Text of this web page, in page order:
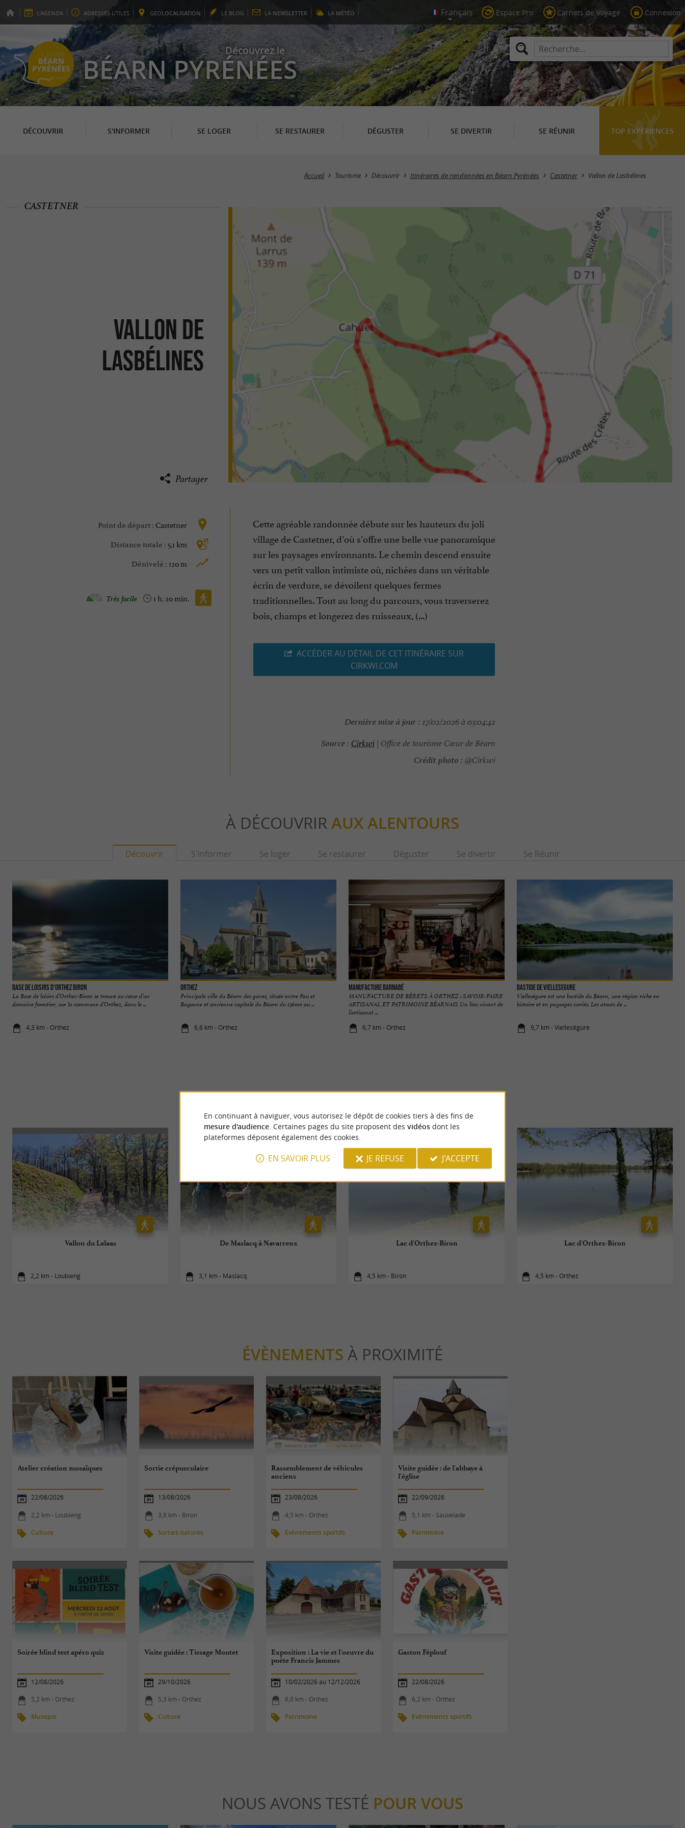
L'AGENDA ADRESSES UTILES GEOLOCALISATION LE BLOG LA NEWSLETTER LA MÉTÉO Espace Pro Carnets de Voyage Connexion
Découvrez le
BÉARN PYRÉNÉES
DÉCOUVRIR S'INFORMER SE LOGER SE RESTAURER DÉGUSTER SE DIVERTIR SE RÉUNIR TOP EXPÉRIENCES
Accueil Tourisme Découvrir Itinéraires de randonnées en Béarn Pyrénées Castetner Vallon de Lasbélines
Vallon de
Lasbélines
CASTETNER
Partager
Point de départ : Castetner
Distance totale : 5,1 km
Dénivelé : 120 m
Marche à pied :
1 h. 20 min.
Très facile
Cette agréable randonnée débute sur les hauteurs du joli
village de Castetner, d’où s’offre une belle vue panoramique
sur les paysages environnants. Le chemin descend ensuite
vers un petit vallon intimiste où, nichées dans un véritable
écrin de verdure, se dévoilent quelques fermes
traditionnelles. Tout au long du parcours, vous traverserez
bois, champs et longerez des ruisseaux, (...)
ACCÉDER AU DÉTAIL DE CET ITINÉRAIRE SUR
CIRKWI.COM
Dernière mise à jour : 17/02/2026 à 03:04:42
Source : Cirkwi| Office de tourisme Cœur de Béarn
Crédit photo : @Cirkwi
À DÉCOUVRIR AUX ALENTOURS
Découvrir S'informer Se loger Se restaurer Déguster Se divertir Se Réunir
Base de Loisirs d'Orthez Biron
La Base de loisirs d’Orthez-Biron se trouve au cœur d’un
domaine forestier, sur la commune d’Orthez, dans le ...
4,3 km - Orthez
Orthez
Principale ville du Béarn des gaves, située entre Pau et
Bayonne et ancienne capitale du Béarn du 13ème au ...
6,6 km - Orthez
Manufacture Barnabé
MANUFACTURE DE BÉRETS À ORTHEZ : SAVOIR-FAIRE
ARTISANAL ET PATRIMOINE BÉARNAIS Un lieu vivant de
l’artisanat ...
6,7 km - Orthez
Bastide de Viellesegure
Vielleségure est une bastide du Béarn, une région riche en
histoire et en paysages variés. Les atouts de ...
9,7 km - Vielleségure
Vallon du Lalaas
2,2 km - Loubieng
De Maslacq à Navarrenx
3,1 km - Maslacq
Lac d'Orthez-Biron
4,5 km - Biron
Lac d'Orthez-Biron
4,5 km - Orthez
ÉVÈNEMENTS À PROXIMITÉ
Atelier création mosaïques
22/08/2026
2,2 km - Loubieng
Culture
Sortie crépusculaire
13/08/2026
3,8 km - Biron
Sorties natures
Rassemblement de véhicules
anciens
23/08/2026
4,5 km - Orthez
Evènements sportifs
Visite guidée : de l'abbaye à
l'église
22/09/2026
5,1 km - Sauvelade
Patrimoine
Soirée blind test apéro quiz
12/08/2026
5,2 km - Orthez
Musique
Visite guidée : Tissage Moutet
29/10/2026
5,3 km - Orthez
Culture
Exposition : La vie et l'oeuvre du
poète Francis Jammes
10/02/2026 au 12/12/2026
6,0 km - Orthez
Patrimoine
Gaston Féplouf
22/08/2026
6,2 km - Orthez
Evènements sportifs
NOUS AVONS TESTÉ POUR VOUS
En continuant à naviguer, vous autorisez le dépôt de cookies tiers à des fins de
mesure d'audience. Certaines pages du site proposent des vidéosdont les
plateformes déposent également des cookies.
EN SAVOIR PLUS JE REFUSE J'ACCEPTE